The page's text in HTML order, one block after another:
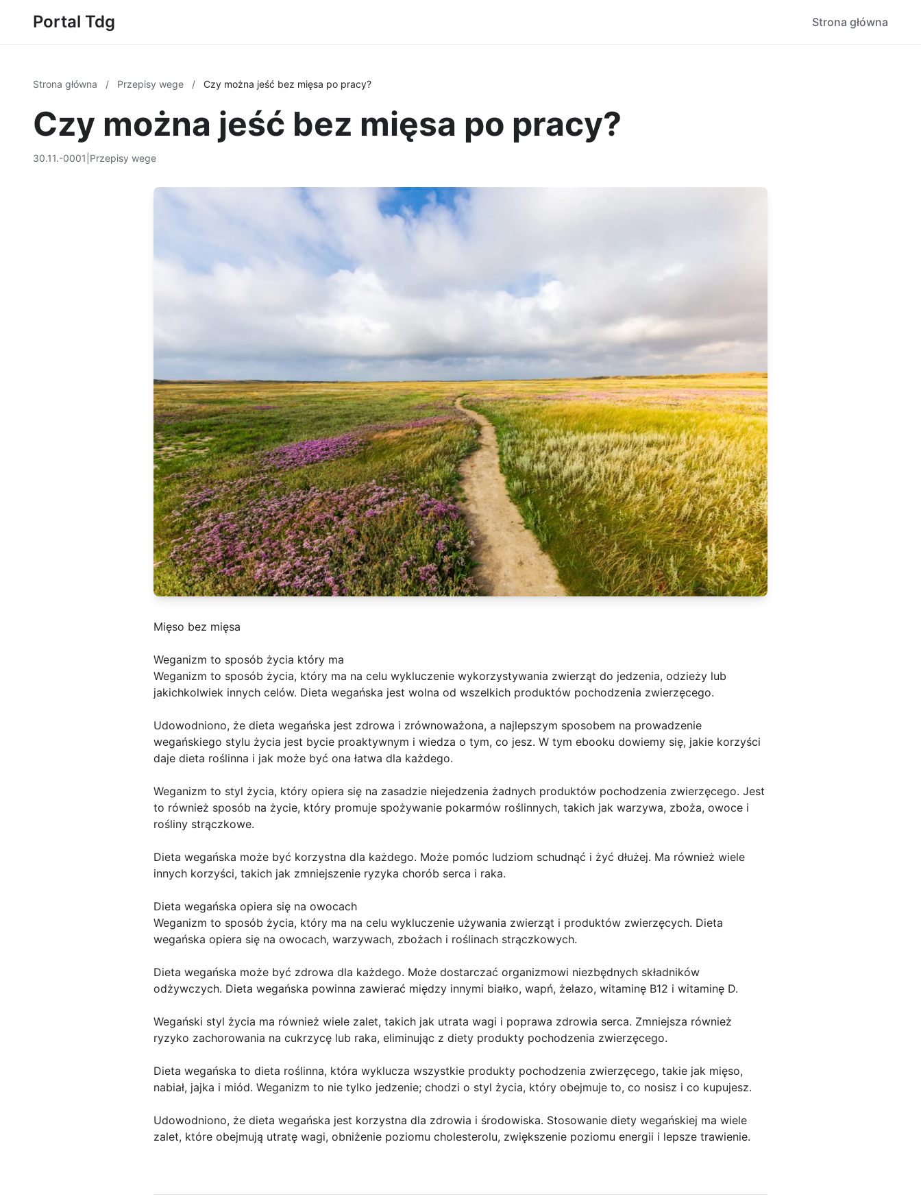
Portal Tdg Strona główna
Strona główna / Przepisy wege / Czy można jeść bez mięsa po pracy?
Czy można jeść bez mięsa po pracy?
30.11.-0001 Przepisy wege
Mięso bez mięsa
Weganizm to sposób życia który ma
Weganizm to sposób życia, który ma na celu wykluczenie wykorzystywania zwierząt do jedzenia, odzieży lub
jakichkolwiek innych celów. Dieta wegańska jest wolna od wszelkich produktów pochodzenia zwierzęcego.
Udowodniono, że dieta wegańska jest zdrowa i zrównoważona, a najlepszym sposobem na prowadzenie
wegańskiego stylu życia jest bycie proaktywnym i wiedza o tym, co jesz. W tym ebooku dowiemy się, jakie korzyści
daje dieta roślinna i jak może być ona łatwa dla każdego.
Weganizm to styl życia, który opiera się na zasadzie niejedzenia żadnych produktów pochodzenia zwierzęcego. Jest
to również sposób na życie, który promuje spożywanie pokarmów roślinnych, takich jak warzywa, zboża, owoce i
rośliny strączkowe.
Dieta wegańska może być korzystna dla każdego. Może pomóc ludziom schudnąć i żyć dłużej. Ma również wiele
innych korzyści, takich jak zmniejszenie ryzyka chorób serca i raka.
Dieta wegańska opiera się na owocach
Weganizm to sposób życia, który ma na celu wykluczenie używania zwierząt i produktów zwierzęcych. Dieta
wegańska opiera się na owocach, warzywach, zbożach i roślinach strączkowych.
Dieta wegańska może być zdrowa dla każdego. Może dostarczać organizmowi niezbędnych składników
odżywczych. Dieta wegańska powinna zawierać między innymi białko, wapń, żelazo, witaminę B12 i witaminę D.
Wegański styl życia ma również wiele zalet, takich jak utrata wagi i poprawa zdrowia serca. Zmniejsza również
ryzyko zachorowania na cukrzycę lub raka, eliminując z diety produkty pochodzenia zwierzęcego.
Dieta wegańska to dieta roślinna, która wyklucza wszystkie produkty pochodzenia zwierzęcego, takie jak mięso,
nabiał, jajka i miód. Weganizm to nie tylko jedzenie; chodzi o styl życia, który obejmuje to, co nosisz i co kupujesz.
Udowodniono, że dieta wegańska jest korzystna dla zdrowia i środowiska. Stosowanie diety wegańskiej ma wiele
zalet, które obejmują utratę wagi, obniżenie poziomu cholesterolu, zwiększenie poziomu energii i lepsze trawienie.